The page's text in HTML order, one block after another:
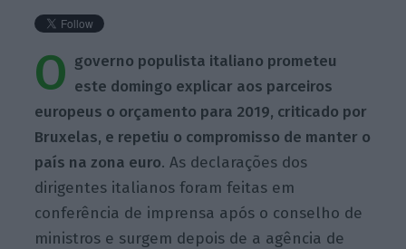
O governo populista italiano prometeu
este domingo explicar aos parceiros
europeus o orçamento para 2019, criticado por
Bruxelas, e repetiu o compromisso de manter o
país na zona euro. As declarações dos
dirigentes italianos foram feitas em
conferência de imprensa após o conselho de
ministros e surgem depois de a agência de